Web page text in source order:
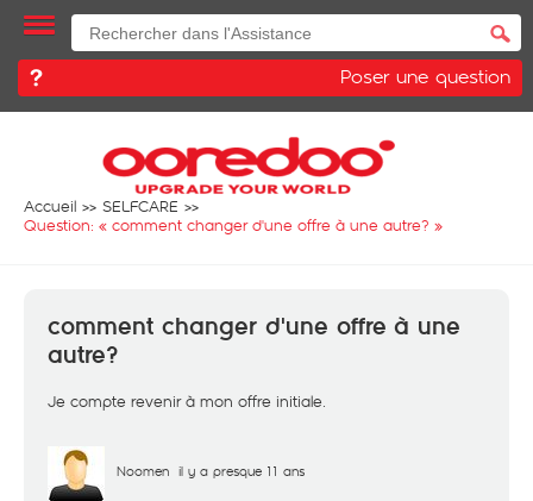
Poser une question
Accueil
SELFCARE
Question: « comment changer d'une offre à une autre? »
comment changer d'une offre à une
autre?
Je compte revenir à mon offre initiale.
Noomen il y a presque 11 ans